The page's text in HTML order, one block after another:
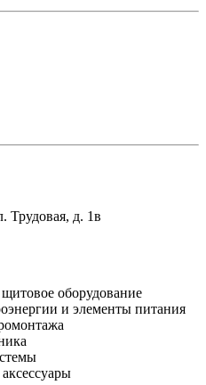
Трудовая, д. 1в
оборудование
и элементы питания